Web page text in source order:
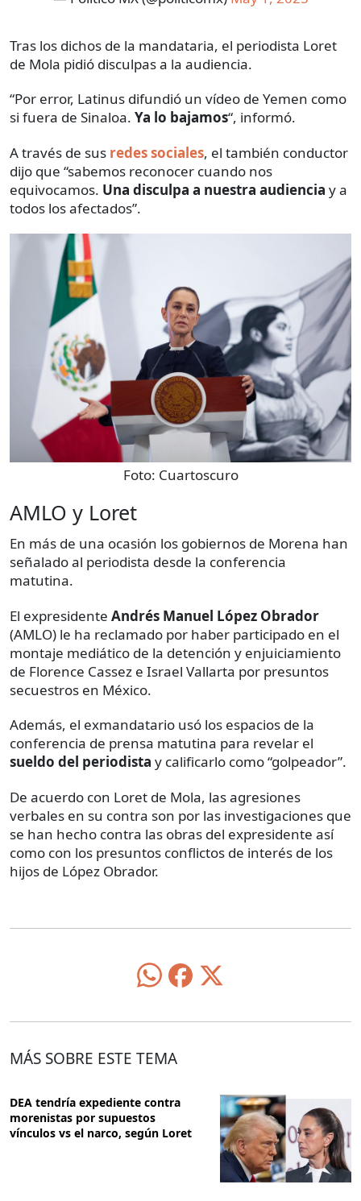
Tras los dichos de la mandataria, el periodista Loret
de Mola pidió disculpas a la audiencia.
“Por error, Latinus difundió un vídeo de Yemen como
si fuera de Sinaloa. Ya lo bajamos“, informó.
A través de sus redes sociales, el también conductor
dijo que “sabemos reconocer cuando nos
equivocamos. Una disculpa a nuestra audiencia y a
todos los afectados”.
Foto: Cuartoscuro
AMLO y Loret
En más de una ocasión los gobiernos de Morena han
señalado al periodista desde la conferencia
matutina.
El expresidente Andrés Manuel López Obrador
(AMLO) le ha reclamado por haber participado en el
montaje mediático de la detención y enjuiciamiento
de Florence Cassez e Israel Vallarta por presuntos
secuestros en México.
Además, el exmandatario usó los espacios de la
conferencia de prensa matutina para revelar el
sueldo del periodista y calificarlo como “golpeador”.
De acuerdo con Loret de Mola, las agresiones
verbales en su contra son por las investigaciones que
se han hecho contra las obras del expresidente así
como con los presuntos conflictos de interés de los
hijos de López Obrador.
MÁS SOBRE ESTE TEMA
DEA tendría expediente contra
morenistas por supuestos
vínculos vs el narco, según Loret